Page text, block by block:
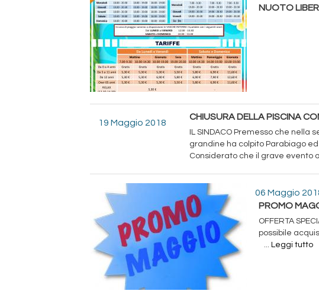
NUOTO
19 Maggio 2018
CHIUSURA DELLA PISCINA
IL SINDACO Premesso che
grandine ha colpito Parabiago
Considerato che il grave evento
06 Maggio
PROMO
OFFERTA
possibile
Leggi tutto